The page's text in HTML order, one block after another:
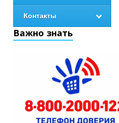
Контакты
Важно знать